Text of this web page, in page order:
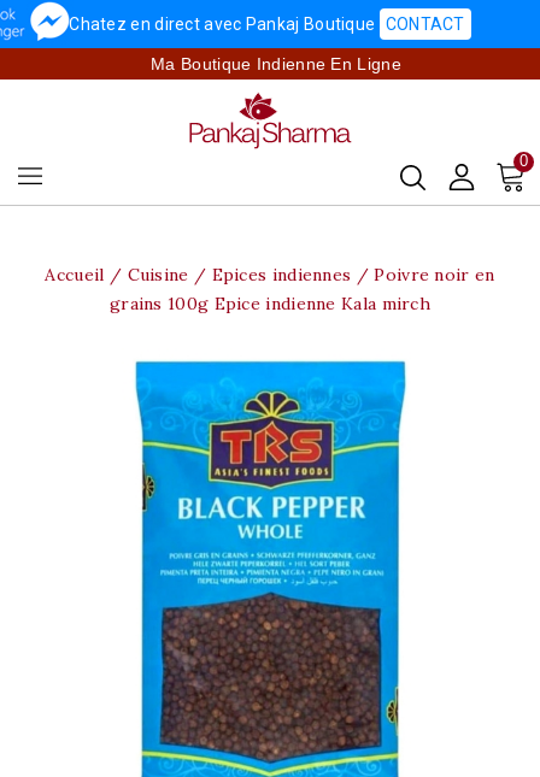
Chatez en direct avec Pankaj Boutique CONTACT
Ma Boutique Indienne En Ligne
0
Accueil Cuisine Epices indiennes
Poivre noir en
grains 100g Epice indienne Kala mirch